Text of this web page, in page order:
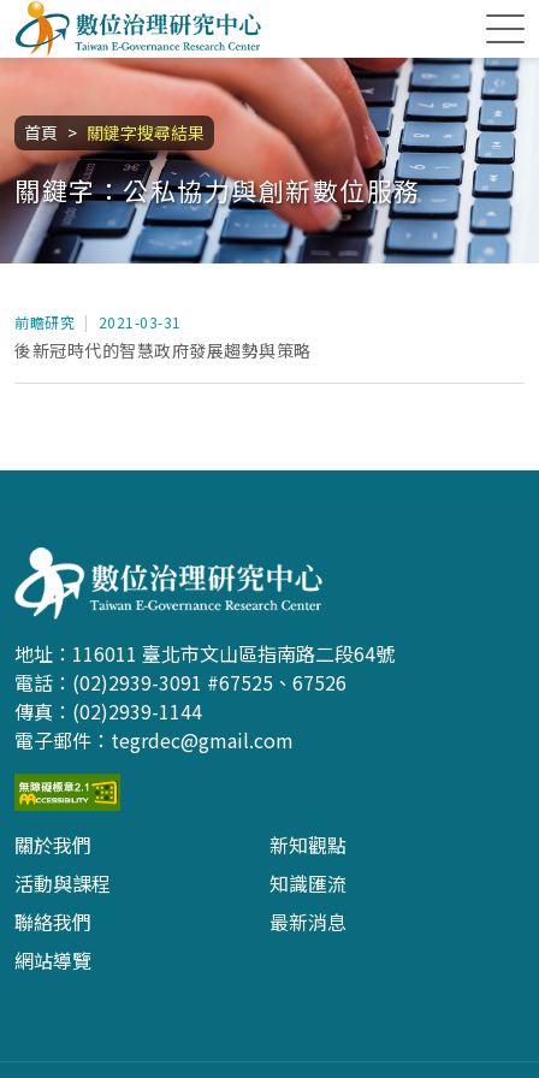
跳到主要內容區塊
數位治理研究中心
首頁 關鍵字搜尋結果
:::
關鍵字：公私協力與創新數位服務
前瞻研究 2021-03-31
後新冠時代的智慧政府發展趨勢與策略
地址：116011 臺北市文山區指南路二段64號
電話：(02)2939-3091 #67525、67526
傳真：(02)2939-1144
電子郵件： tegrdec@gmail.com
關於我們
新知觀點
活動與課程
知識匯流
聯絡我們
最新消息
網站導覽